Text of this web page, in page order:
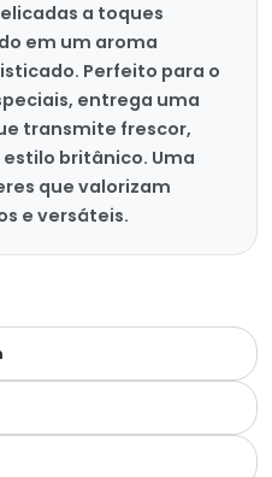
a toques
em um aroma
Perfeito para o
entrega uma
transmite frescor,
britânico. Uma
que valorizam
e versáteis.